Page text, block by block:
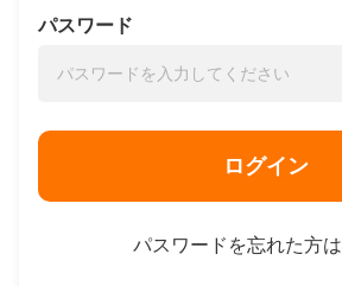
パスワード
ログイン
パスワードを忘れた方は